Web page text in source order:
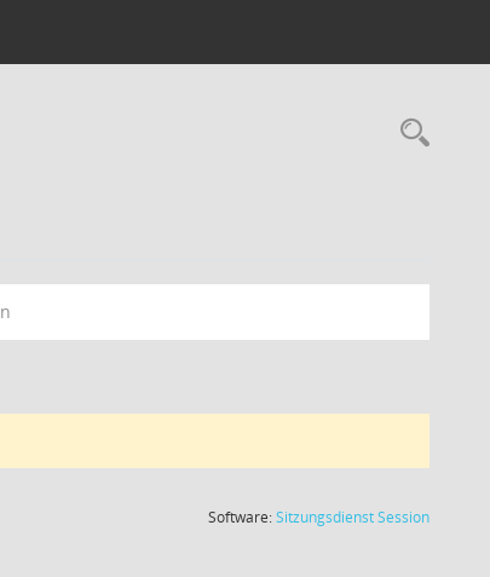
Software:SitzungsdienstSession(Wird in